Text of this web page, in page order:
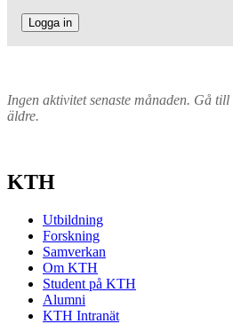
Logga in
Ingen aktivitet senaste månaden. Gå till
äldre.
KTH
Utbildning
Forskning
Samverkan
Om KTH
Student på KTH
Alumni
KTH Intranät